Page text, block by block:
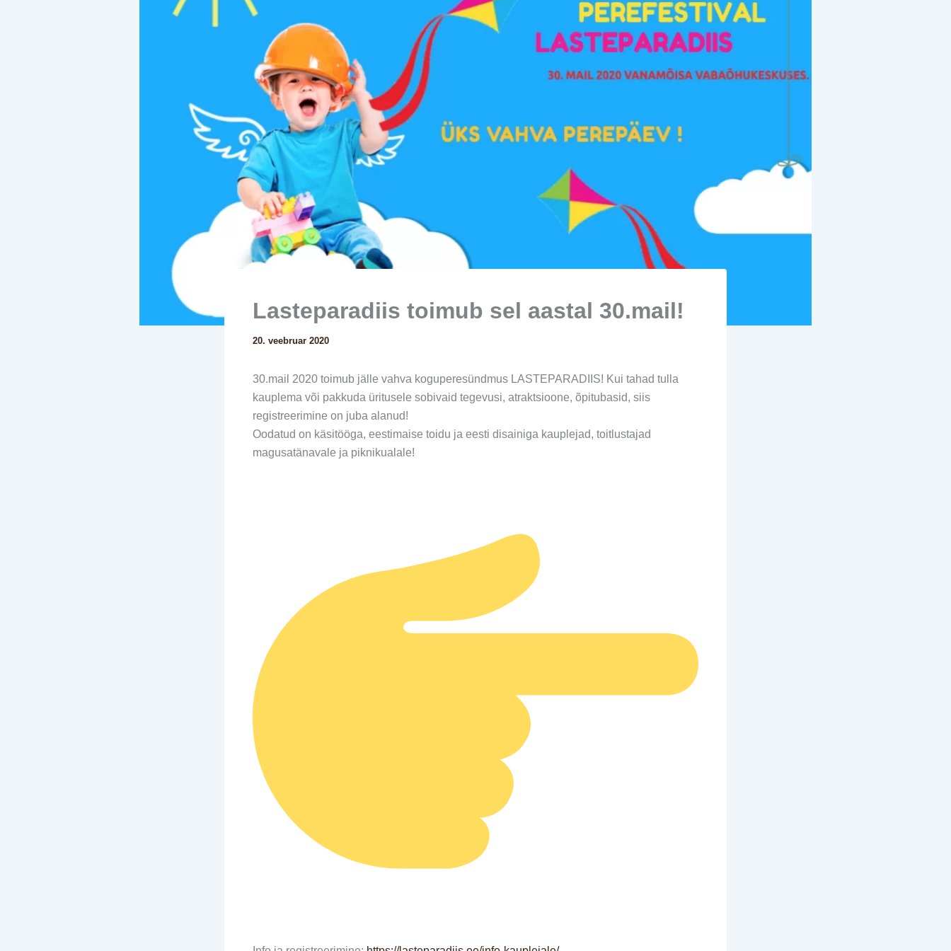
Lasteparadiis toimub sel aastal 30.mail!
20. veebruar 2020
30.mail 2020 toimub jälle vahva koguperesündmus LASTEPARADIIS! Kui tahad tulla
kauplema või pakkuda üritusele sobivaid tegevusi, atraktsioone, õpitubasid, siis
registreerimine on juba alanud!
Oodatud on käsitööga, eestimaise toidu ja eesti disainiga kauplejad, toitlustajad
magusatänavale ja piknikualale!